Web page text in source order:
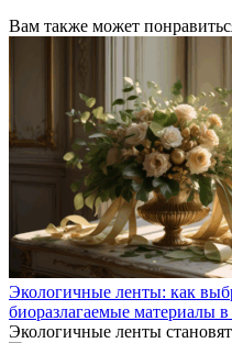
Вам также может
Экологичные ленты: как
биоразлагаемые материалы в
Экологичные ленты